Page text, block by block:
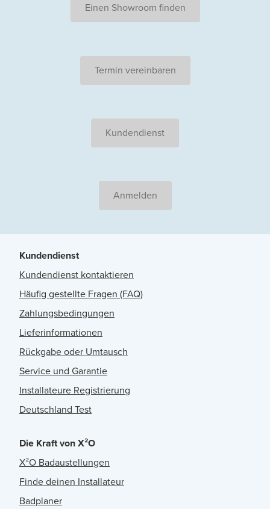
Einen Showroom finden
Termin vereinbaren
Kundendienst
Anmelden
Kundendienst
Kundendienst kontaktieren
Häufig gestellte Fragen (FAQ)
Zahlungsbedingungen
Lieferinformationen
Rückgabe oder Umtausch
Service und Garantie
Installateure Registrierung
Deutschland Test
Die Kraft von X²O
X²O Badaustellungen
Finde deinen Installateur
Badplaner